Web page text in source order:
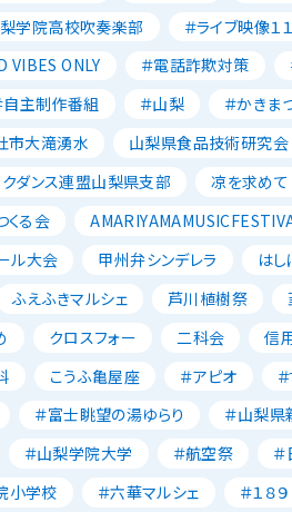
学院高校吹奏楽部 ＃ライブ映像１
VIBES ONLY ＃電話詐欺対策
自主制作番組 ＃山梨
＃かきま
市大滝湧水 山梨県食品技術研究会
ダンス連盟山梨県支部 凉を求めて
くる会
ル大会 甲州弁シンデレラ は
ふえふきマルシェ 芦川植樹祭
クロスフォー 二科会
信
こうふ亀屋座 ＃アピオ
＃富士眺望の湯ゆらり
＃山梨
＃山梨学院大学 ＃航空祭
小学校 ＃六華マルシェ ＃１８９